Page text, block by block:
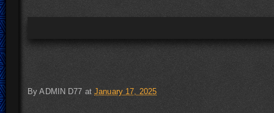
ByADMIN D77 atJanuary 17, 2025